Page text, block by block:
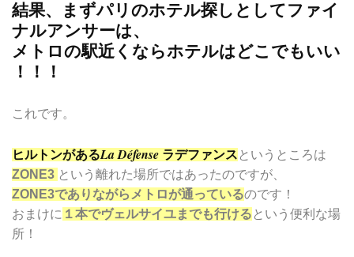
結果、まずパリのホテル探しとしてファイ
ナルアンサーは、
メトロの駅近くならホテルはどこでもいい
！！！
これです。
ヒルトンがあるLa Défense ラデファンス というところは
ZONE3 という離れた場所ではあったのですが、
ZONE3でありながらメトロが通っているのです！
おまけに １本でヴェルサイユまでも行ける という便利な場
所！